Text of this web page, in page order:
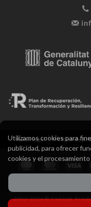
Aviso legal Política de
2012-2026 ® Oniricat.
Utilizamos cookies para
publicidad, para ofrecer
cookies y el